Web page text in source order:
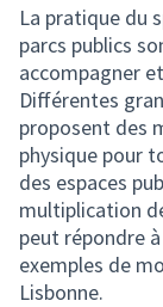
La pratique du
parcs publics
accompagner
Différentes
proposent des
physique pour
des espaces
multiplication
peut répondre
exemples de
Lisbonne.